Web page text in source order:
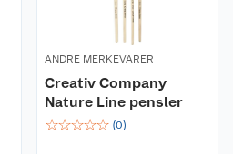
ANDRE MERKEVARER
Creativ Company
Nature Line pensler
☆☆☆☆☆ (0)